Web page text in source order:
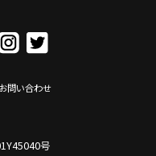
Tシャツ・トートなどは
お問い合わせ
号